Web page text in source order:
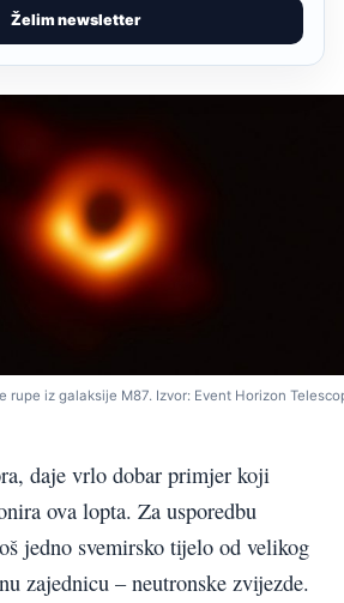
Želim newsletter
rupe iz galaksije M87. Izvor: Event Horizon
daje vrlo dobar primjer koji
ova lopta. Za usporedbu
jedno svemirsko tijelo od velikog
zajednicu – neutronske zvijezde.